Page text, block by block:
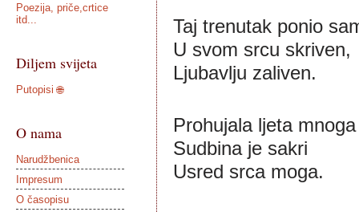
Taj trenutak ponio
U svom srcu skriven,
Ljubavlju zaliven.
Prohujala ljeta mnoga
Sudbina je sakri
Usred srca moga.
Poezija, priče,crtice
itd...
Diljem svijeta
Putopisi 🌐
O nama
Narudžbenica
Impresum
O časopisu